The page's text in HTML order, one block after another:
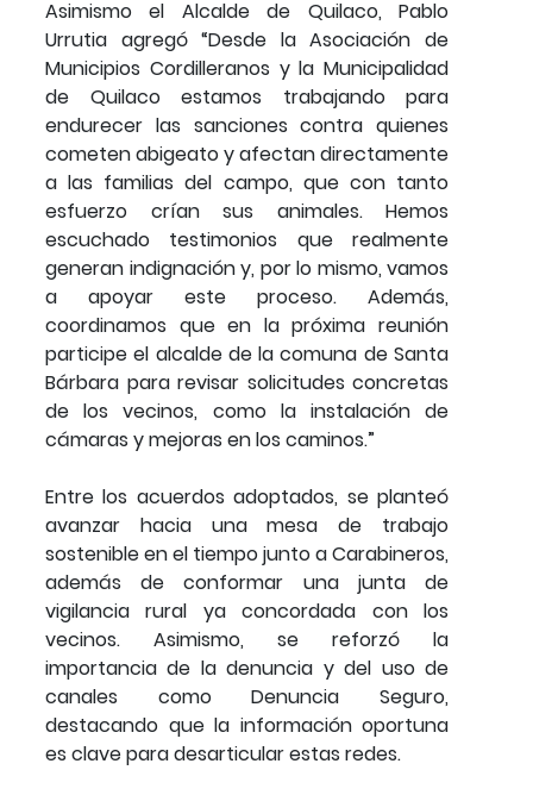
Asimismo el Alcalde de Quilaco, Pablo
Urrutia agregó “Desde la Asociación de
Municipios Cordilleranos y la Municipalidad
de Quilaco estamos trabajando para
endurecer las sanciones contra quienes
cometen abigeato y afectan directamente
a las familias del campo, que con tanto
esfuerzo crían sus animales. Hemos
escuchado testimonios que realmente
generan indignación y, por lo mismo, vamos
a apoyar este proceso. Además,
coordinamos que en la próxima reunión
participe el alcalde de la comuna de Santa
Bárbara para revisar solicitudes concretas
de los vecinos, como la instalación de
cámaras y mejoras en los caminos.”
Entre los acuerdos adoptados, se planteó
avanzar hacia una mesa de trabajo
sostenible en el tiempo junto a Carabineros,
además de conformar una junta de
vigilancia rural ya concordada con los
vecinos. Asimismo, se reforzó la
importancia de la denuncia y del uso de
canales como Denuncia Seguro,
destacando que la información oportuna
es clave para desarticular estas redes.